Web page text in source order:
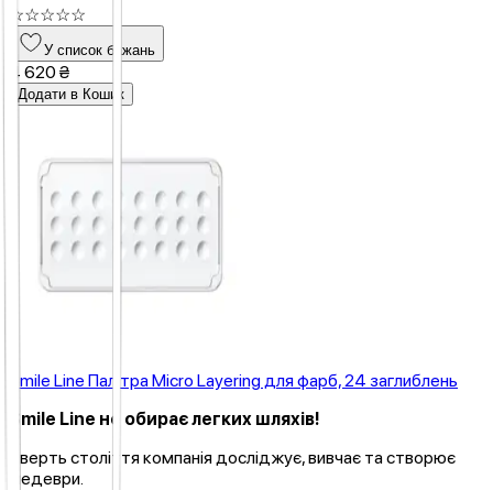
☆☆☆☆☆
У список бажань
4 620 ₴
Додати в Кошик
Smile Line Палітра Micro Layering для фарб, 24 заглиблень
Smile Line не обирає легких шляхів!
Чверть століття компанія досліджує, вивчає та створює
шедеври.